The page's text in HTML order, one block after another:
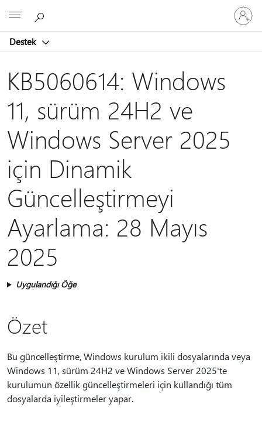
Destek
oturum
açın
KB5060614: Windows
11, sürüm 24H2 ve
Windows Server 2025
için Dinamik
Güncelleştirmeyi
Ayarlama: 28 Mayıs
2025
Uygulandığı Öğe
Özet
Bu güncelleştirme, Windows kurulum ikili dosyalarında veya
Windows 11, sürüm 24H2 ve Windows Server 2025'te
kurulumun özellik güncelleştirmeleri için kullandığı tüm
dosyalarda iyileştirmeler yapar.